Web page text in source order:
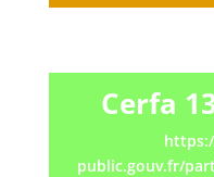
Cerfa
public.gouv.fr/